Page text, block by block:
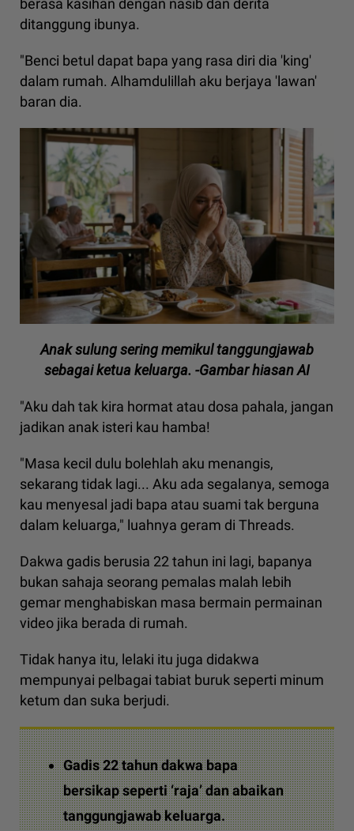
berasa kasihan dengan nasib dan derita
ditanggung ibunya.
"Benci betul dapat bapa yang rasa diri dia 'king'
dalam rumah. Alhamdulillah aku berjaya 'lawan'
baran dia.
Anak sulung sering memikul tanggungjawab
sebagai ketua keluarga. -Gambar hiasan AI
"Aku dah tak kira hormat atau dosa pahala, jangan
jadikan anak isteri kau hamba!
"Masa kecil dulu bolehlah aku menangis,
sekarang tidak lagi... Aku ada segalanya, semoga
kau menyesal jadi bapa atau suami tak berguna
dalam keluarga," luahnya geram di Threads.
Dakwa gadis berusia 22 tahun ini lagi, bapanya
bukan sahaja seorang pemalas malah lebih
gemar menghabiskan masa bermain permainan
video jika berada di rumah.
Tidak hanya itu, lelaki itu juga didakwa
mempunyai pelbagai tabiat buruk seperti minum
ketum dan suka berjudi.
Gadis 22 tahun dakwa bapa
bersikap seperti ‘raja’ dan abaikan
tanggungjawab keluarga.